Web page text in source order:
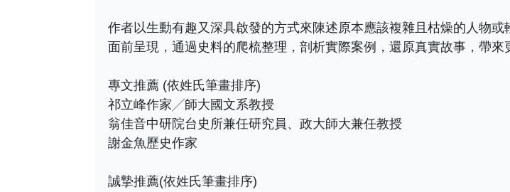
作者以生動有趣又深具啟發的方式來陳述原本應該複雜且枯燥的人物
面前呈現，通過史料的爬梳整理，剖析實際案例，還原真實故事，帶來
專文推薦 (依姓氏筆畫排序)
祁立峰作家╱師大國文系教授
翁佳音中研院台史所兼任研究員、政大師大兼任教授
謝金魚歷史作家
誠摯推薦(依姓氏筆畫排序)